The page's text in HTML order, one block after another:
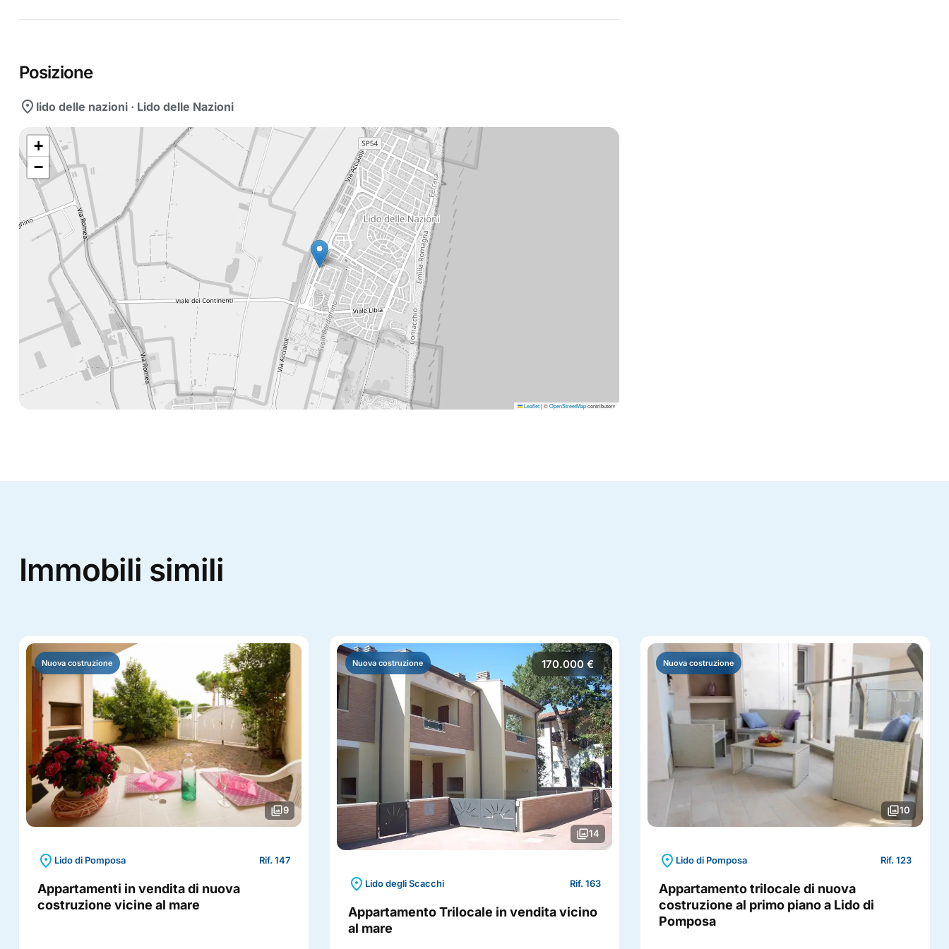
Posizione
location_on lido delle nazioni · Lido delle Nazioni
+
−
Leaflet|©OpenStreetMapcontributors
Immobili simili
Nuova costruzione
photo_library9
location_on Lido di Pomposa Rif. 147
Appartamenti in vendita di nuova
costruzione vicine al mare
Nuova costruzione
photo_library14
170.000 €
location_on Lido degli Scacchi Rif. 163
Appartamento Trilocale in vendita vicino
al mare
Nuova costruzione
photo_library10
location_on Lido di Pomposa Rif. 123
Appartamento trilocale di nuova
costruzione al primo piano a Lido di
Pomposa